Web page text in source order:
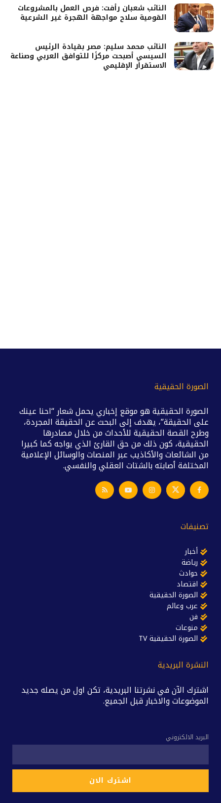
النائب شعبان رأفت: فرص العمل بالمشروعات
القومية سلاح مواجهة الهجرة غير الشرعية
النائب محمد سليم: مصر بقيادة الرئيس
السيسي أصبحت مركزًا للتوافق العربي وصناعة
الاستقرار الإقليمي
الصورة الحقيقية
الصورة الحقيقية هو موقع إخباري يحمل شعار “احنا عينك
على الحقيقة”، يهدف إلى البحث عن الحقيقة المجردة،
وطرح القصة الحقيقية للأحداث من خلال مصادرها
الحقيقية، كون ذلك من حق القارئ الذي يواجه كما كبيرا
من الشائعات والأكاذيب عبر المنصات والوسائل الإعلامية
المختلفة أصابته بالشتات العقلي والنفسي.
تصنيفات
أخبار
رياضة
حوادث
اقتصاد
الصورة الحقيقية
عرب وعالم
فن
منوعات
الصورة الحقيقية TV
النشرة البريدية
اشترك الآن في نشرتنا البريدية، تكن اول من يصله جديد
الموضوعات والاخبار قبل الجميع.
البريد الالكتروني